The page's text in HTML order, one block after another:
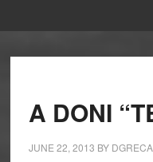
A DONI
JUNE 22, 2013 BY DGRECA